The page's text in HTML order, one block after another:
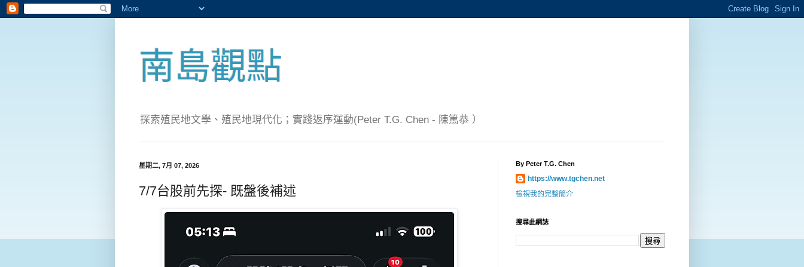
南島觀點
探索殖民地文學、殖民地現代化；實踐返序運動(Peter T.G. Chen - 陳篤恭 ）
星期二, 7月 07, 2026
7/7台股前先探- 既盤後補述
By Peter T.G. Chen
https://www.tgchen.net
檢視我的完整簡介
搜尋此網誌